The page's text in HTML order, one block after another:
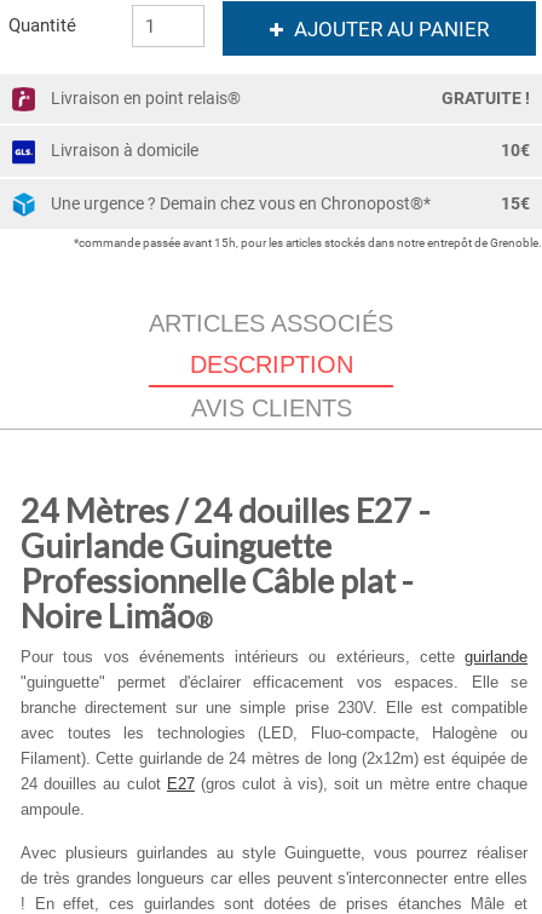
Quantité AJOUTER AU PANIER
Livraison en point relais® GRATUITE !
Livraison à domicile 10€
Une urgence ? Demain chez vous en Chronopost®* 15€
*commande passée avant 15h, pour les articles stockés dans notre entrepôt de Grenoble.
ARTICLES ASSOCIÉS
DESCRIPTION
AVIS CLIENTS
24 Mètres / 24 douilles E27 -
Guirlande Guinguette
Professionnelle Câble plat -
Noire Limão®
Pour tous vos événements intérieurs ou extérieurs, cette guirlande
"guinguette" permet d'éclairer efficacement vos espaces. Elle se
branche directement sur une simple prise 230V. Elle est compatible
avec toutes les technologies (LED, Fluo-compacte, Halogène ou
Filament). Cette guirlande de 24 mètres de long (2x12m) est équipée de
24 douilles au culot E27(gros culot à vis), soit un mètre entre chaque
ampoule.
Avec plusieurs guirlandes au style Guinguette, vous pourrez réaliser
de très grandes longueurs car elles peuvent s'interconnecter entre elles
! En effet, ces guirlandes sont dotées de prises étanches Mâle et